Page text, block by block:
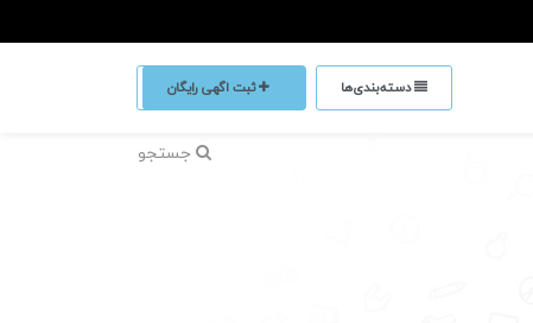
دسته‌بندی‌ها ثبت اگهی رایگان
جستجو